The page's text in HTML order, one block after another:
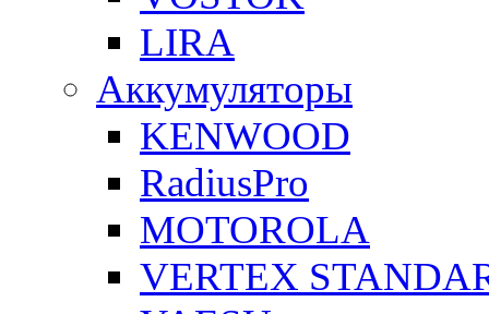
LIRA
Аккумуляторы
KENWOOD
RadiusPro
MOTOROLA
VERTEX